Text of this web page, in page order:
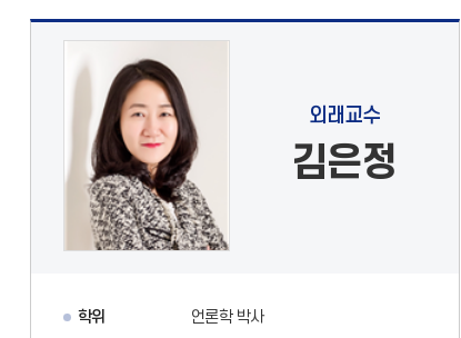
외래교수
김은정
학위
언론학 박사